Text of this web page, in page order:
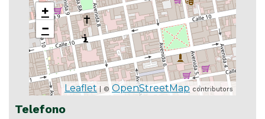
+
−
Leaflet | ©OpenStreetMap contributors
Telefono